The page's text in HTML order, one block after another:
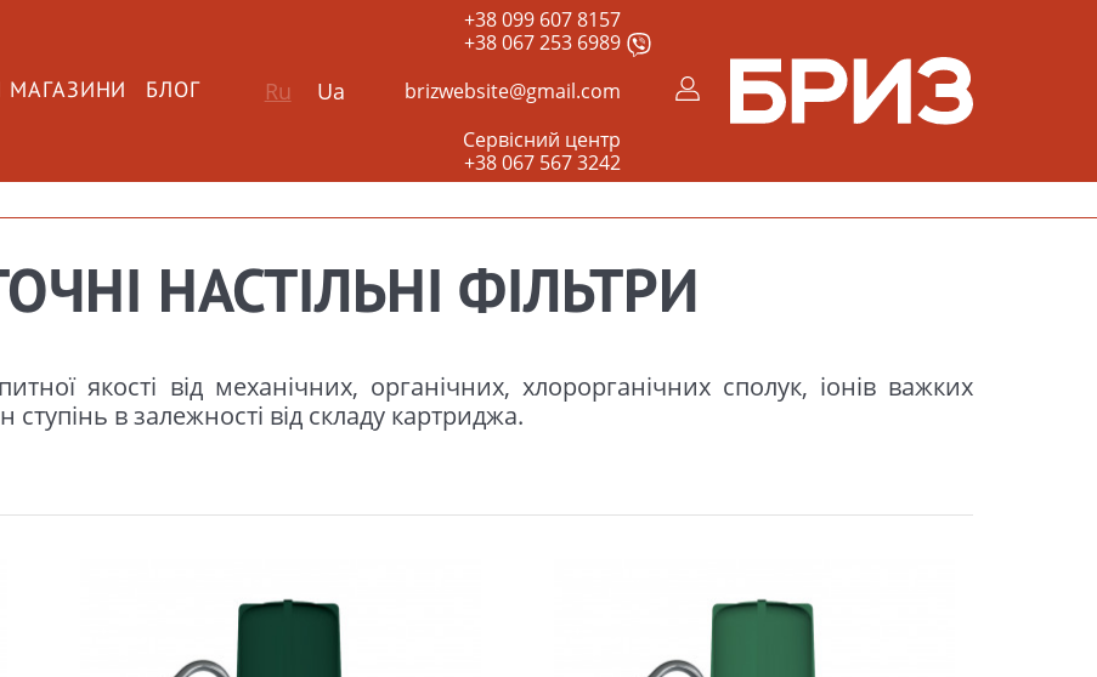
МАГАЗИНИ БЛОГ Ru Ua
+38 099 607 8157
+38 067 253 6989
brizwebsite@gmail.com
Сервісний центр
+38 067 567 3242
НАСТІЛЬНІ ФІЛЬТРИ
якості від механічних, органічних, хлорорганічних сполук, іонів важких
в залежності від складу картриджа.